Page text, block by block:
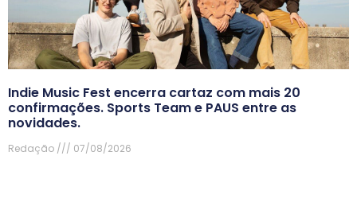
Indie Music Fest encerra cartaz com mais 20
confirmações. Sports Team e PAUS entre as
novidades.
Redação 07/08/2026